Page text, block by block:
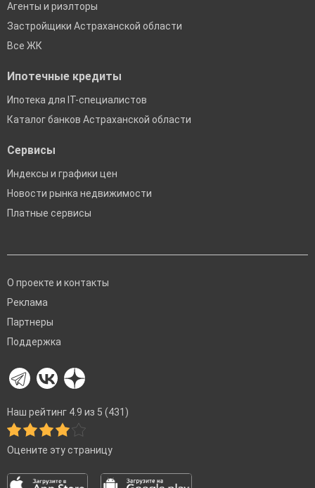
Агенты и риэлторы
Застройщики Астраханской области
Все ЖК
Ипотечные кредиты
Ипотека для IT-специалистов
Каталог банков Астраханской области
Сервисы
Индексы и графики цен
Новости рынка недвижимости
Платные сервисы
О проекте и контакты
Реклама
Партнеры
Поддержка
Наш рейтинг 4.9 из 5 (431)
Оцените эту страницу